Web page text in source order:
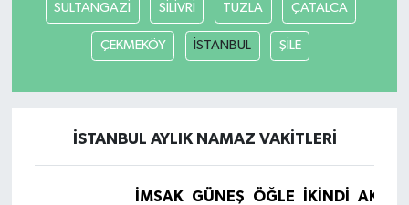
SULTANGAZİ SİLİVRİ TUZLA ÇATALCA
ÇEKMEKÖY İSTANBUL ŞİLE
İSTANBUL AYLIK NAMAZ VAKITLERI
İMSAK GÜNEŞ ÖĞLE İKINDI